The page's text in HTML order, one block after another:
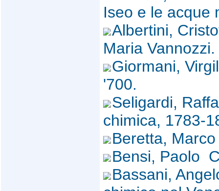
Iseo e le
Albertini,
Maria
Giormani,
'700.
Seligardi,
chimica, 1783-
Beretta,
Bensi, Paolo
Bassani,